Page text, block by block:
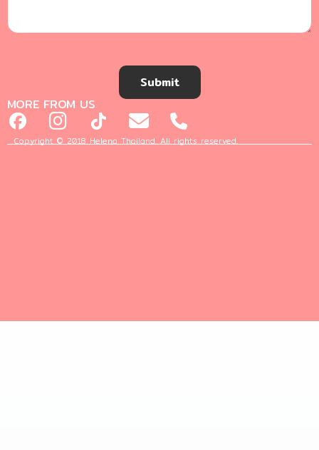
Submit
MORE FROM US
Copyright © 2018 Helena Thailand. All rights reserved.